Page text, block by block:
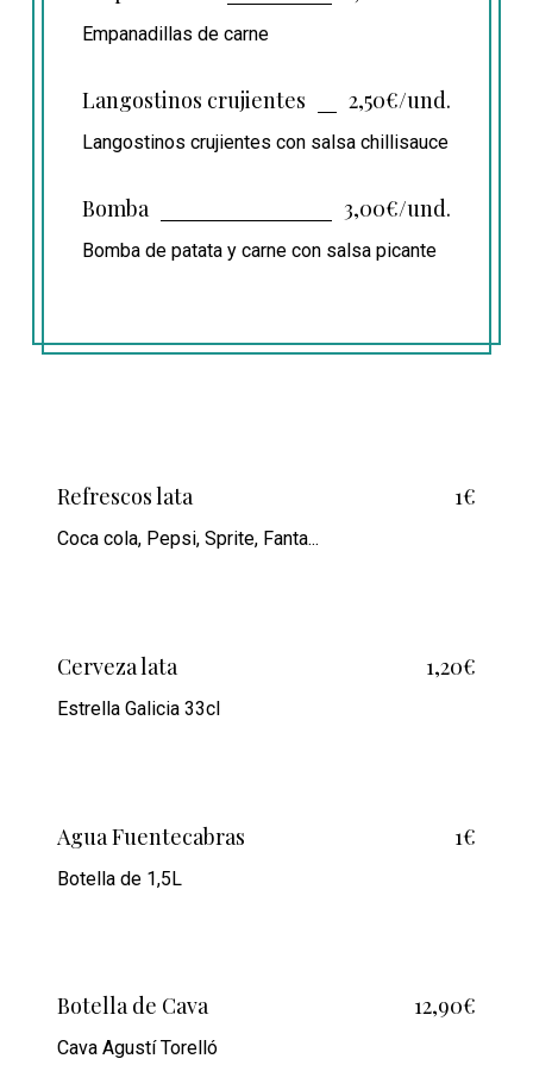
Empanadillas de carne
Langostinos crujientes 2,50€/und.
Langostinos crujientes con salsa chillisauce
Bomba 3,00€/und.
Bomba de patata y carne con salsa picante
Refrescos lata 1€
Coca cola, Pepsi, Sprite, Fanta...
Cerveza lata 1,20€
Estrella Galicia 33cl
Agua Fuentecabras 1€
Botella de 1,5L
Botella de Cava 12,90€
Cava Agustí Torelló